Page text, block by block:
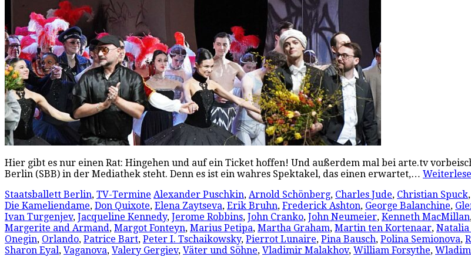
Hier gibt es nur einen Rat: Hingehen und auf ein Ticket hoffen! Und außerdem mal bei arte.tv
Berlin (SBB) in der Mediathek steht. Denn es ist ein wahres Spektakel, das einen erwartet,…
Staatsballett Berlin, TV-Termine Alexander Puschkin, Arnold Schönberg, Charles Jude, Christian Spuck,
Die Kameliendame, Don Quixote, Elena Zaytseva, Erik Bruhn, Frederick Ashton, George Balanchine,
Ivan Turgenjev, Jacqueline Kennedy, Jerome Robbins, John Cranko, John Neumeier, Kenneth MacMillan
Margerite and Armand, Margot Fonteyn, Marius Petipa, Martha Graham, Martin ten Kortenaar,
Onegin, Orlando, Patrice Bart, Peter I. Tschaikowsky, Pierrot Lunaire, Pina Bausch, Polina Semionova,
Sharon Eyal, Vaganova, Valery Gergiev, Väter und Söhne, Vladimir Malakhov, William Forsythe,